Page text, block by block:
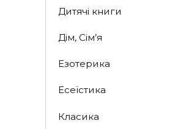
Дитячі книги
Дім, Сім’я
Езотерика
Есеїстика
Класика